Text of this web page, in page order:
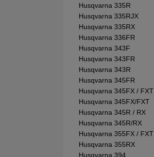
Husqvarna 335R
Husqvarna 335RJX
Husqvarna 335RX
Husqvarna 336FR
Husqvarna 343F
Husqvarna 343FR
Husqvarna 343R
Husqvarna 345FR
Husqvarna 345FX / FXT
Husqvarna 345FX/FXT
Husqvarna 345R / RX
Husqvarna 345R/RX
Husqvarna 355FX / FXT
Husqvarna 355RX
Husqvarna 394